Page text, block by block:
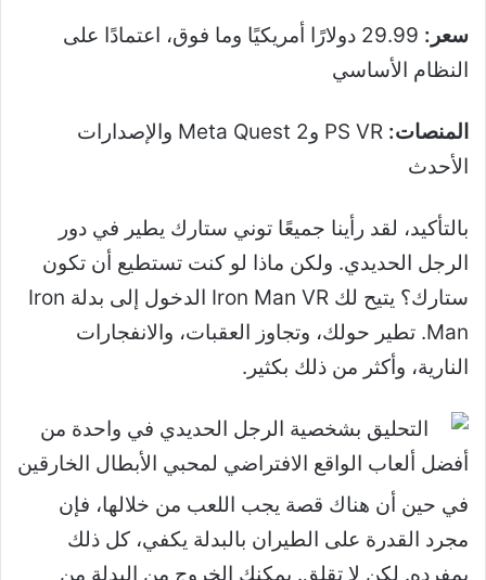
سعر:
29.99 دولارًا أمريكيًا وما فوق، اعتمادًا على
النظام الأساسي
المنصات:
PS VR وMeta Quest 2 والإصدارات
الأحدث
بالتأكيد، لقد رأينا جميعًا توني ستارك يطير في دور
الرجل الحديدي. ولكن ماذا لو كنت تستطيع أن تكون
ستارك؟ يتيح لك Iron Man VR الدخول إلى بدلة Iron
Man. تطير حولك، وتجاوز العقبات، والانفجارات
النارية، وأكثر من ذلك بكثير.
في حين أن هناك قصة يجب اللعب من خلالها، فإن
مجرد القدرة على الطيران بالبدلة يكفي، كل ذلك
بمفرده. لكن لا تقلق. يمكنك الخروج من البدلة من